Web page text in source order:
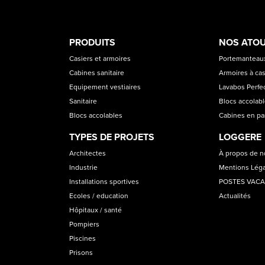
PRODUCT
CATEGORIES
PRODUITS
Casiers et armoires
Cabines sanitaire
Equipement vestiaires
Sanitaire
Blocs accolables
TYPES DE PROJETS
Architectes
Industrie
Installations sportives
Ecoles / education
Hôpitaux / santé
Pompiers
Piscines
Prisons
NOS
Armoires à
Lavabos
Blocs
Cabines en
LOGGERE
À propos de
Mentions
POSTES
Actualités